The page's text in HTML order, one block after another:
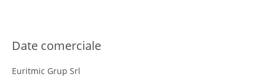
Date comerciale
Euritmic Grup Srl